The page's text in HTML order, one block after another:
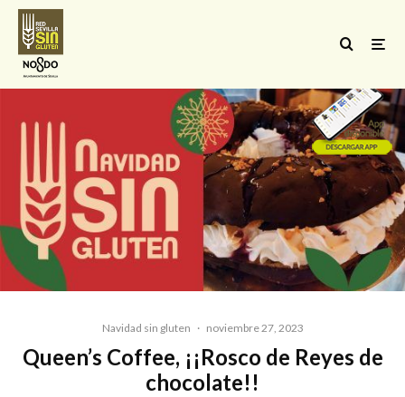
Navidad sin gluten · noviembre 27, 2023
Queen’s Coffee, ¡¡Rosco de Reyes de
chocolate!!